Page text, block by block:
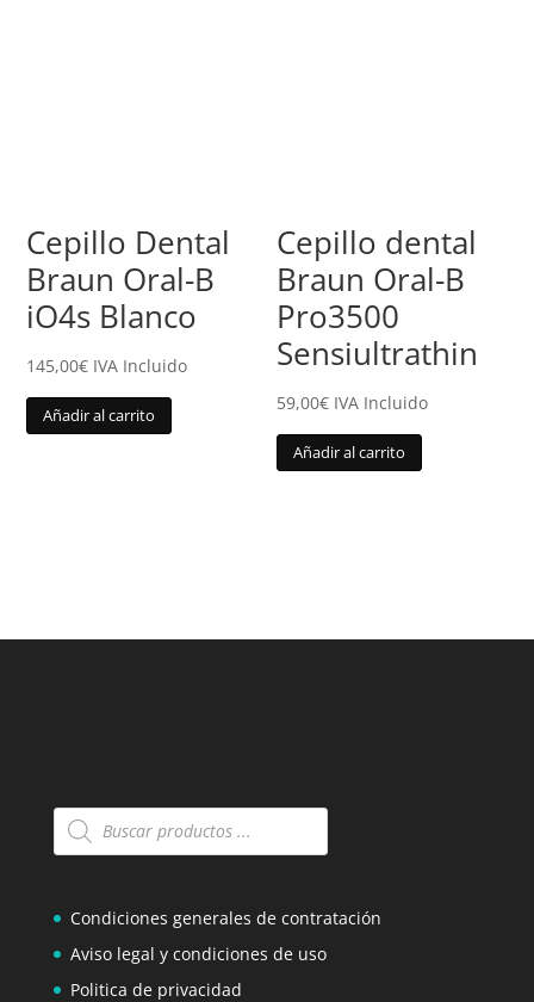
Cepillo Dental
Braun Oral-B
iO4s Blanco
145,00€ IVA Incluido
Añadir al carrito
Cepillo dental
Braun Oral-B
Pro3500
Sensiultrathin
59,00€ IVA Incluido
Añadir al carrito
Búsqueda
de
Condiciones generales de contratación
Aviso legal y condiciones de uso
Politica de privacidad